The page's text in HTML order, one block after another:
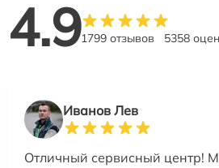
4.91799 отзывов 5358
Иванов Лев
Отличный сервисный центр!